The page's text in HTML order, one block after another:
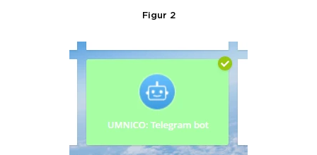
Figur 2